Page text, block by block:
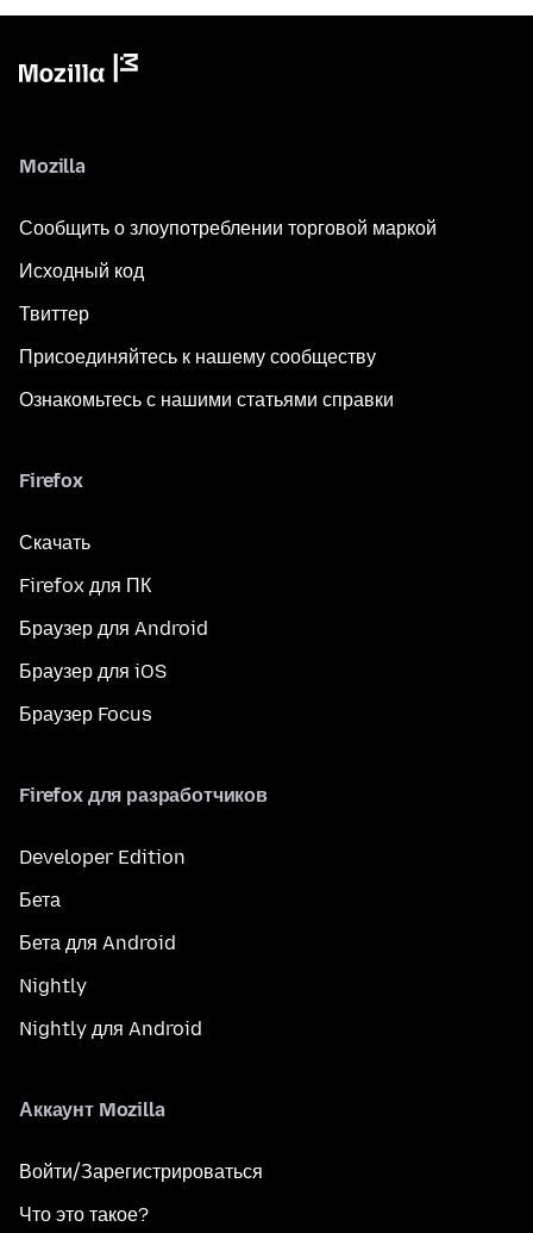
Mozilla
Сообщить о злоупотреблении торговой маркой
Исходный код
Твиттер
Присоединяйтесь к нашему сообществу
Ознакомьтесь с нашими статьями справки
Firefox
Скачать
Firefox для ПК
Браузер для Android
Браузер для iOS
Браузер Focus
Firefox для разработчиков
Developer Edition
Бета
Бета для Android
Nightly
Nightly для Android
Аккаунт Mozilla
Войти/Зарегистрироваться
Что это такое?